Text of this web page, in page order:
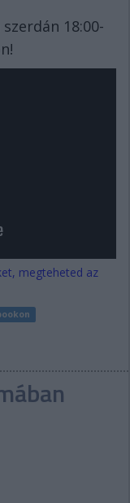
18:00-
megteheted az